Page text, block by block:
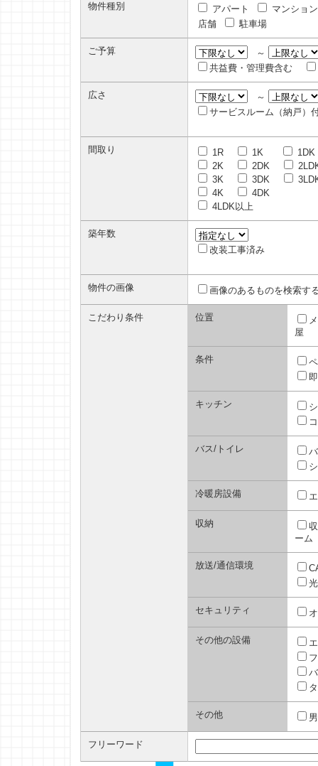
物件種別 アパート
マンション
店舗
駐車場
ご予算
～
共益費・管理費含む
広さ
～
サービスルーム（納戸）
間取り 1R 1K
1DK
2K
2DK
3K
3DK
4K
4DK
4LDK以上
築年数
改装工事済み
物件の画像 画像のあるものを検索す
こだわり条件 位置
屋
条件
キッチン
バス/トイレ
冷暖房設備
収納
ーム
放送/通信環境
セキュリティ
その他の設備
その他
フリーワード